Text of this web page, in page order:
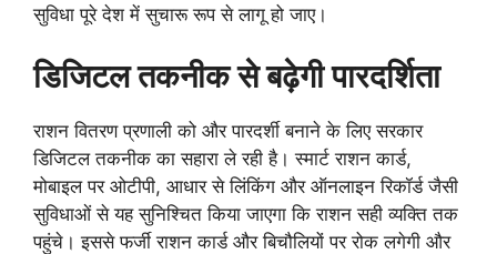
सुविधा पूरे देश में सुचारू रूप से लागू हो जाए।
डिजिटल तकनीक से बढ़ेगी पारदर्शिता
राशन वितरण प्रणाली को और पारदर्शी बनाने के लिए सरकार
डिजिटल तकनीक का सहारा ले रही है। स्मार्ट राशन कार्ड,
मोबाइल पर ओटीपी, आधार से लिंकिंग और ऑनलाइन रिकॉर्ड जैसी
सुविधाओं से यह सुनिश्चित किया जाएगा कि राशन सही व्यक्ति तक
पहुंचे। इससे फर्जी राशन कार्ड और बिचौलियों पर रोक लगेगी और